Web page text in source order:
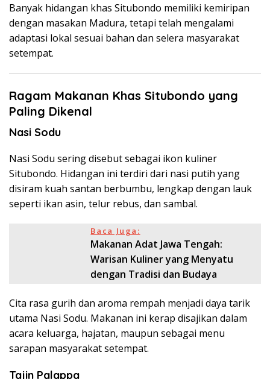
Banyak hidangan khas Situbondo memiliki kemiripan
dengan masakan Madura, tetapi telah mengalami
adaptasi lokal sesuai bahan dan selera masyarakat
setempat.
Ragam Makanan Khas Situbondo yang
Paling Dikenal
Nasi Sodu
Nasi Sodu sering disebut sebagai ikon kuliner
Situbondo. Hidangan ini terdiri dari nasi putih yang
disiram kuah santan berbumbu, lengkap dengan lauk
seperti ikan asin, telur rebus, dan sambal.
Baca Juga:
Makanan Adat Jawa Tengah:
Warisan Kuliner yang Menyatu
dengan Tradisi dan Budaya
Cita rasa gurih dan aroma rempah menjadi daya tarik
utama Nasi Sodu. Makanan ini kerap disajikan dalam
acara keluarga, hajatan, maupun sebagai menu
sarapan masyarakat setempat.
Tajin Palappa